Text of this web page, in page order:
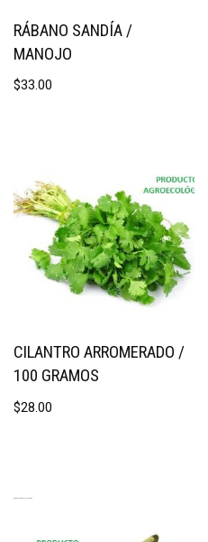
RÁBANO SANDÍA /
MANOJO
$33.00
CILANTRO ARROMERADO /
100 GRAMOS
$28.00